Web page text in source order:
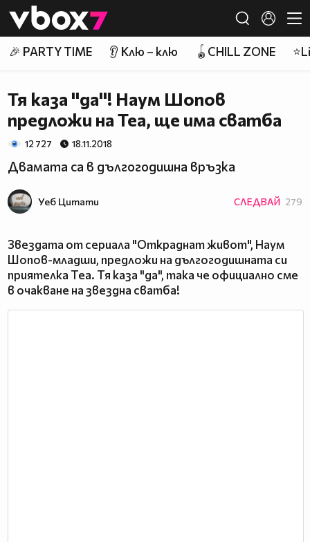
👾
🎉 PARTY TIME 👂 Клю – клю 🪀CHILL ZONE
Тя каза ''да''! Наум Шопов
предложи на Теа, ще има сватба
12 727 18.11.2018
Двамата са в дългогодишна връзка
Уеб Цитати СЛЕДВАЙ 279
Звездата от сериала "Откраднат живот", Наум
Шопов-младши, предложи на дългогодишната си
приятелка Теа. Тя каза "да", така че официално сме
в очакване на звездна сватба!